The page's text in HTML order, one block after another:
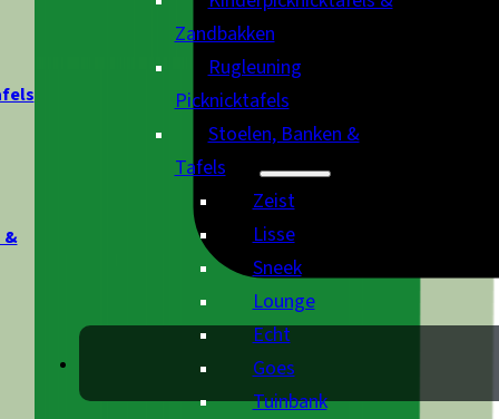
&
Zandbakken
Rugleuning
Picknicktafels
Stoelen, Banken &
Tafels
Zeist
Lisse
Sneek
Lounge
Echt
Goes
Tuinbank